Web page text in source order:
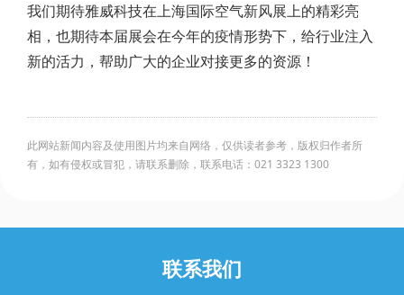
我们期待雅威科技在上海国际空气新风展上的精彩亮
相，也期待本届展会在今年的疫情形势下，给行业注入
新的活力，帮助广大的企业对接更多的资源！
此网站新闻内容及使用图片均来自网络，仅供读者参考，版权归作者所
有，如有侵权或冒犯，请联系删除，联系电话：021 3323 1300
联系我们